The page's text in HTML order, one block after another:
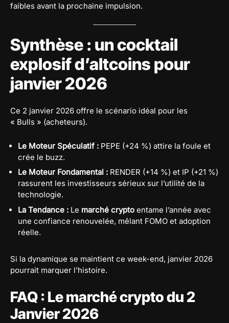
faibles avant la prochaine impulsion.
Synthèse : un cocktail
explosif d’altcoins pour
janvier 2026
Ce 2 janvier 2026 offre le scénario idéal pour les
« Bulls » (acheteurs).
Le Moteur Spéculatif : PEPE (+24 %) attire la foule et
crée le buzz.
Le Moteur Fondamental : RENDER (+14 %) et IP (+21 %)
rassurent les investisseurs sérieux sur l’utilité de la
technologie.
La Tendance : Le marché crypto entame l’année avec
une confiance renouvelée, mêlant FOMO et adoption
réelle.
Si la dynamique se maintient ce week-end, janvier 2026
pourrait marquer l’histoire.
FAQ : Le marché crypto du 2
Janvier 2026